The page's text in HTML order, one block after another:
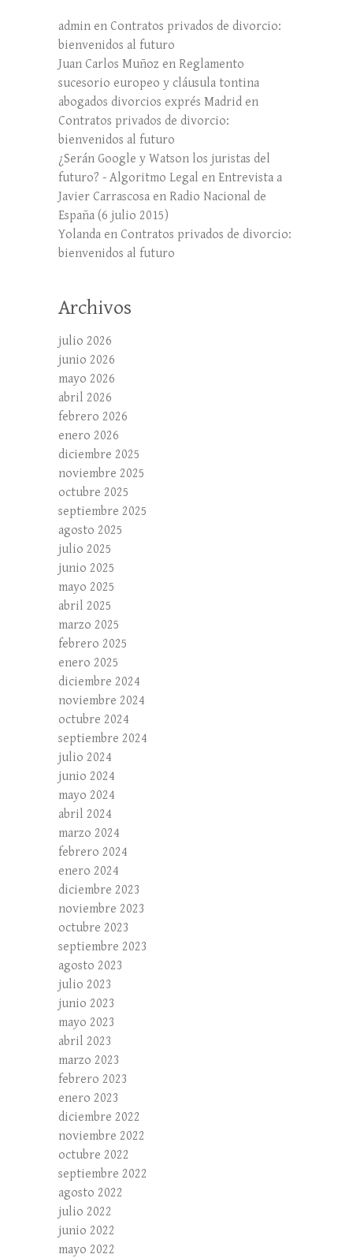
admin en Contratos privados de divorcio:
bienvenidos al futuro
Juan Carlos Muñoz en Reglamento
sucesorio europeo y cláusula tontina
abogados divorcios exprés Madrid en
Contratos privados de divorcio:
bienvenidos al futuro
¿Serán Google y Watson los juristas del
futuro? - Algoritmo Legal en Entrevista a
Javier Carrascosa en Radio Nacional de
España (6 julio 2015)
Yolanda en Contratos privados de divorcio:
bienvenidos al futuro
Archivos
julio 2026
junio 2026
mayo 2026
abril 2026
febrero 2026
enero 2026
diciembre 2025
noviembre 2025
octubre 2025
septiembre 2025
agosto 2025
julio 2025
junio 2025
mayo 2025
abril 2025
marzo 2025
febrero 2025
enero 2025
diciembre 2024
noviembre 2024
octubre 2024
septiembre 2024
julio 2024
junio 2024
mayo 2024
abril 2024
marzo 2024
febrero 2024
enero 2024
diciembre 2023
noviembre 2023
octubre 2023
septiembre 2023
agosto 2023
julio 2023
junio 2023
mayo 2023
abril 2023
marzo 2023
febrero 2023
enero 2023
diciembre 2022
noviembre 2022
octubre 2022
septiembre 2022
agosto 2022
julio 2022
junio 2022
mayo 2022